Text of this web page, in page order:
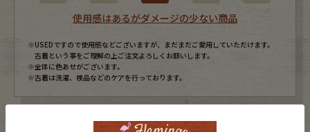
使用感はあるがダメージの少ない商品
※USEDですので使用感などございますが、まだまだご愛用していただけます。
古着という事をご理解の上ご注文よろしくお願いします。
※全体に色あせがございます。
※古着は洗濯、検品などのケアを行っております。